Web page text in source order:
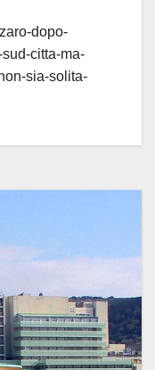
dopo-
citta-ma-
sia-solita-